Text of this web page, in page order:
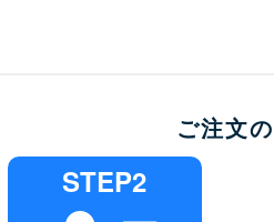
ご注文
STEP2